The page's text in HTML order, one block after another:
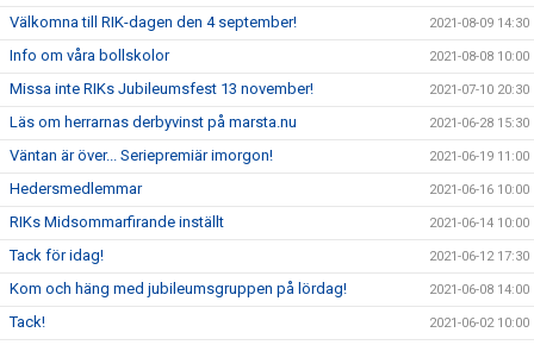
Välkomna till RIK-dagen den 4 september! 2021-08-09 14:30
Info om våra bollskolor 2021-08-08 10:00
Missa inte RIKs Jubileumsfest 13 november! 2021-07-10 20:30
Läs om herrarnas derbyvinst på marsta.nu 2021-06-28 15:30
Väntan är över... Seriepremiär imorgon! 2021-06-19 11:00
Hedersmedlemmar 2021-06-16 10:00
RIKs Midsommarfirande inställt 2021-06-14 10:00
Tack för idag! 2021-06-12 17:30
Kom och häng med jubileumsgruppen på lördag! 2021-06-08 14:00
Tack! 2021-06-02 10:00